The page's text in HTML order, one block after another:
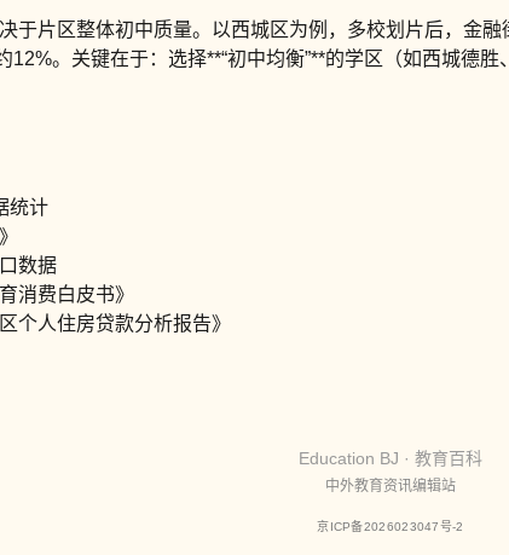
于片区整体初中质量。以西城区为例，多校划片后，
12%。关键在于：选择**“初中均衡”**的学区（如西城德
统计
数据
消费白皮书》
个人住房贷款分析报告》
Education BJ · 教育百科
中外教育资讯编辑站
京ICP备2026023047号-2